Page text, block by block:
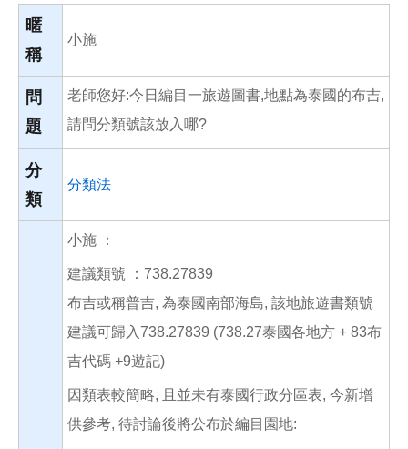
o
暱
稱
小施
問
題
老師您好:今日編目一旅遊圖書,地點為泰國的布吉,
請問分類號該放入哪?
分
類
分類法
小施 ：
建議類號 ：738.27839
布吉或稱普吉, 為泰國南部海島, 該地旅遊書類號
建議可歸入738.27839 (738.27泰國各地方 + 83布
吉代碼 +9遊記)
因類表較簡略, 且並未有泰國行政分區表, 今新增
供參考, 待討論後將公布於編目園地: